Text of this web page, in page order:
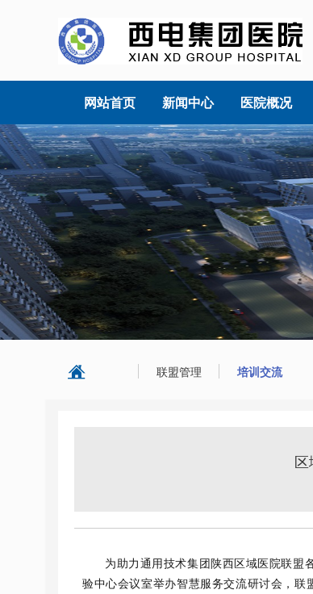
网站首页 新闻中心 医院概况
联盟管理 培训交流
为助力通用技术集团陕西区域医院联盟
验中心会议室举办智慧服务交流研讨会，联